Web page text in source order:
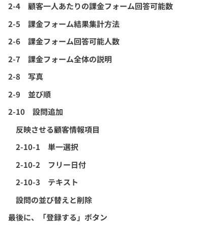
2-4 顧客一人あたりの課金フォーム回答可能数
2-5 課金フォーム結果集計方法
2-6 課金フォーム回答可能人数
2-7 課金フォーム全体の説明
2-8 写真
2-9 並び順
2-10 設問追加
反映させる顧客情報項目
2-10-1 単一選択
2-10-2 フリー日付
2-10-3 テキスト
設問の並び替えと削除
最後に、「登録する」ボタン